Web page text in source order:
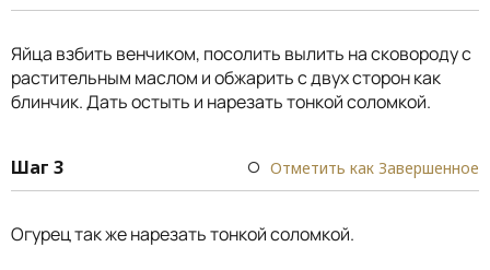
Яйца взбить венчиком, посолить вылить на сковороду с
растительным маслом и обжарить с двух сторон как
блинчик. Дать остыть и нарезать тонкой соломкой.
Шаг 3 Отметить как Завершенное
Огурец так же нарезать тонкой соломкой.